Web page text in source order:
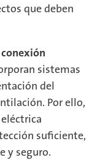
que deben
conexión
sistemas
del
Por ello,
suficiente,
y seguro.